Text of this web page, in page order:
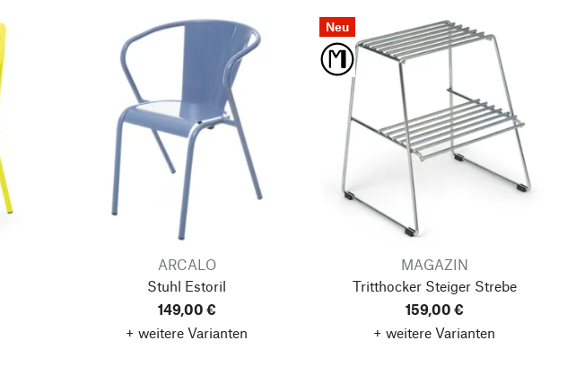
ARCALO
Stuhl Estoril
149,00 €
+ weitere Varianten
Neu
MAGAZIN
Tritthocker SteigerStrebe
159,00 €
+ weitere Varianten